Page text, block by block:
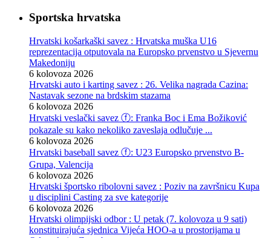
Sportska hrvatska
Hrvatski košarkaški savez : Hrvatska muška U16
reprezentacija otputovala na Europsko prvenstvo u Sjevernu
Makedoniju
6 kolovoza 2026
Hrvatski auto i karting savez : 26. Velika nagrada Cazina:
Nastavak sezone na brdskim stazama
6 kolovoza 2026
Hrvatski veslački savez ⓕ: Franka Boc i Ema Božiković
pokazale su kako nekoliko zaveslaja odlučuje ...
6 kolovoza 2026
Hrvatski baseball savez ⓕ: U23 Europsko prvenstvo B-
Grupa, Valencija
6 kolovoza 2026
Hrvatski športsko ribolovni savez : Poziv na završnicu Kupa
u disciplini Casting za sve kategorije
6 kolovoza 2026
Hrvatski olimpijski odbor : U petak (7. kolovoza u 9 sati)
konstituirajuća sjednica Vijeća HOO-a u prostorijama u